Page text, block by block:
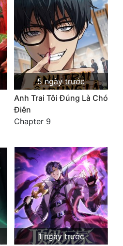
5 ngày trước
Anh Trai Tôi Đúng Là Chó
Điên
Chapter 9
1 ngày trước